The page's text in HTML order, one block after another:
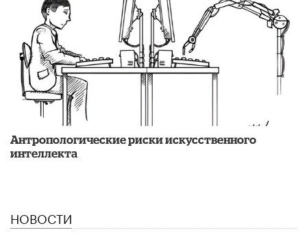
Антропологические риски искусственного
интеллекта
НОВОСТИ